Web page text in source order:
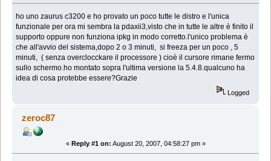
ho uno zaurus c3200 e ho provato un poco tutte le distro e l'unica
funzionale per ora mi sembra la pdaxii3,visto che in tutte le altre è finito il
supporto oppure non funziona ipkg in modo corretto.l'unico problema è
che all'avvio del sistema,dopo 2 o 3 minuti, si freeza per un poco , 5
minuti, ( senza overclocckare il processore ) cioè il cursore rimane fermo
sullo schermo.ho montato sopra l'ultima versione la 5.4.8.qualcuno ha
idea di cosa protebbe essere?Grazie
Logged
zeroc87
« Reply #1 on: August 20, 2007, 04:58:27 pm »